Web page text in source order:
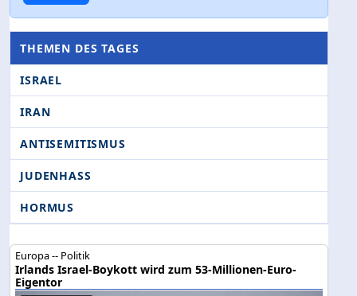
THEMEN DES TAGES
ISRAEL
IRAN
ANTISEMITISMUS
JUDENHASS
HORMUS
Europa -- Politik
Irlands Israel-Boykott wird zum 53-Millionen-Euro-
Eigentor